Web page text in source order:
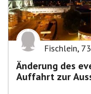
Fischlein, 73
Änderung des
Auffahrt zur